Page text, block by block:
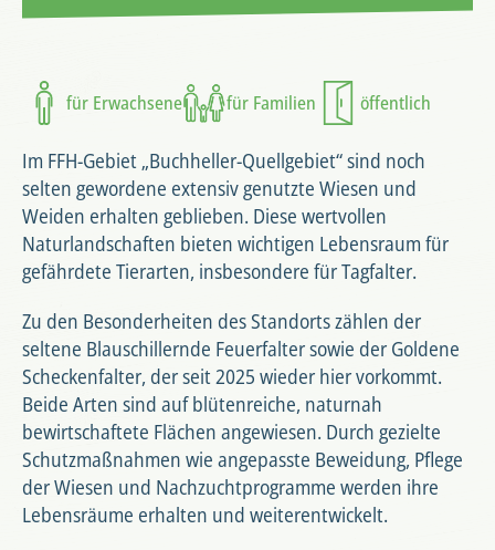
für Erwachsene für Familien öffentlich
Im FFH-Gebiet „Buchheller-Quellgebiet“ sind noch
selten gewordene extensiv genutzte Wiesen und
Weiden erhalten geblieben. Diese wertvollen
Naturlandschaften bieten wichtigen Lebensraum für
gefährdete Tierarten, insbesondere für Tagfalter.
Zu den Besonderheiten des Standorts zählen der
seltene Blauschillernde Feuerfalter sowie der Goldene
Scheckenfalter, der seit 2025 wieder hier vorkommt.
Beide Arten sind auf blütenreiche, naturnah
bewirtschaftete Flächen angewiesen. Durch gezielte
Schutzmaßnahmen wie angepasste Beweidung, Pflege
der Wiesen und Nachzuchtprogramme werden ihre
Lebensräume erhalten und weiterentwickelt.